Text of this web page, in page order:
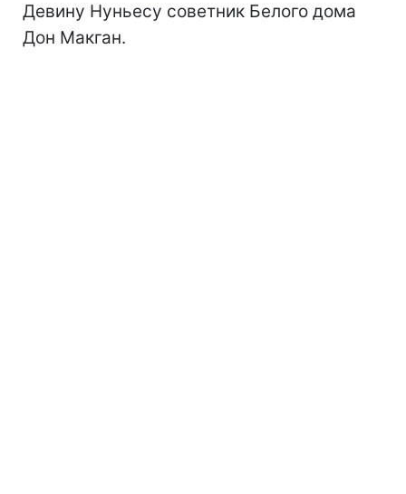
Девину Нуньесу советник Белого дома
Дон Макган.